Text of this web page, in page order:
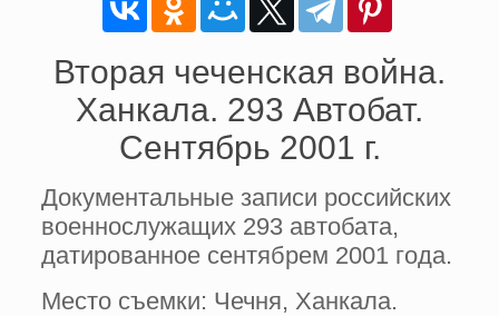
Вторая чеченская война.
Ханкала. 293 Автобат.
Сентябрь 2001 г.
Документальные записи российских
военнослужащих 293 автобата,
датированное сентябрем 2001 года.
Место съемки: Чечня, Ханкала.